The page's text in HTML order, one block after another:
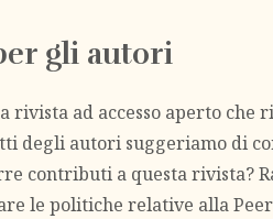
gli autori
rivista ad accesso aperto
degli autori suggeriamo di
contributi a questa rivista?
le politiche relative alla